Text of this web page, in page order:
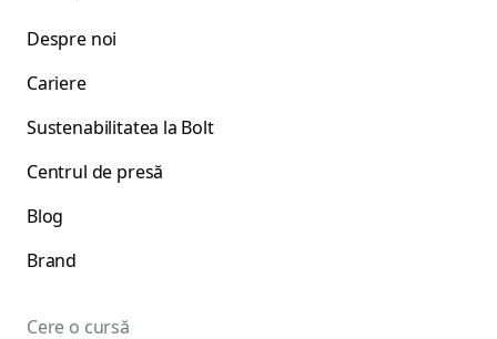
Despre noi
Cariere
Sustenabilitatea la Bolt
Centrul de presă
Blog
Brand
Cere o cursă